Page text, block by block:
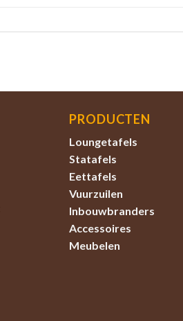
PRODUCTEN
Loungetafels
Statafels
Eettafels
Vuurzuilen
Inbouwbranders
Accessoires
Meubelen